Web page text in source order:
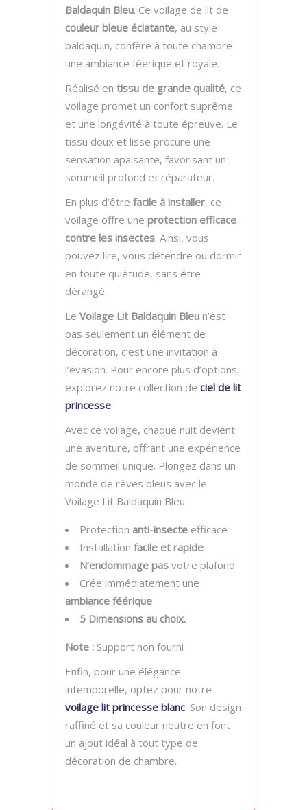
Baldaquin Bleu. Ce voilage de lit de
couleur bleue éclatante, au style
baldaquin, confère à toute chambre
une ambiance féerique et royale.
Réalisé en tissu de grande qualité, ce
voilage promet un confort suprême
et une longévité à toute épreuve. Le
tissu doux et lisse procure une
sensation apaisante, favorisant un
sommeil profond et réparateur.
En plus d’être facile à installer, ce
voilage offre une protection efficace
contre les insectes. Ainsi, vous
pouvez lire, vous détendre ou dormir
en toute quiétude, sans être
dérangé.
Le Voilage Lit Baldaquin Bleu n’est
pas seulement un élément de
décoration, c’est une invitation à
l’évasion. Pour encore plus d’options,
explorez notre collection de ciel de lit
princesse.
Avec ce voilage, chaque nuit devient
une aventure, offrant une expérience
de sommeil unique. Plongez dans un
monde de rêves bleus avec le
Voilage Lit Baldaquin Bleu.
Protection anti-insecte efficace
Installation facile et rapide
N’endommage pas votre plafond
Crée immédiatement une
ambiance féérique
5 Dimensions au choix.
Note : Support non fourni
Enfin, pour une élégance
intemporelle, optez pour notre
voilage lit princesse blanc. Son design
raffiné et sa couleur neutre en font
un ajout idéal à tout type de
décoration de chambre.